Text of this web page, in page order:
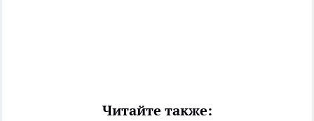
Читайте также: